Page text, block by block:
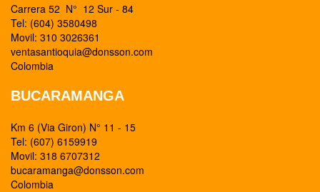
Carrera 52 N° 12 Sur - 84
Tel: (604) 3580498
Movil: 310 3026361
ventasantioquia@donsson.com
Colombia
BUCARAMANGA
Km 6 (Via Giron) N° 11 - 15
Tel: (607) 6159919
Movil: 318 6707312
bucaramanga@donsson.com
Colombia